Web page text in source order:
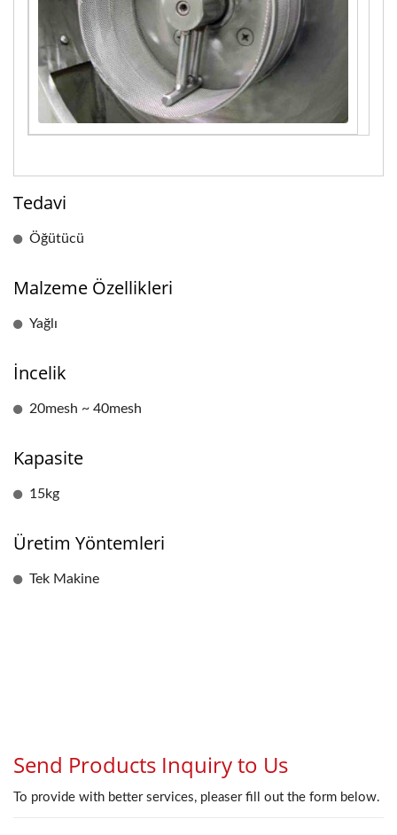
Tedavi
Öğütücü
Malzeme Özellikleri
Yağlı
İncelik
20mesh ~ 40mesh
Kapasite
15kg
Üretim Yöntemleri
Tek Makine